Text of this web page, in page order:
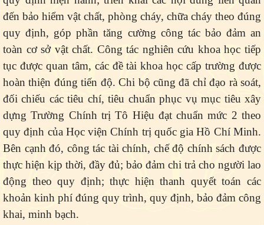
đến bảo hiểm vật chất, phòng cháy, chữa cháy theo đúng
quy định, góp phần tăng cường công tác bảo đảm an
toàn cơ sở vật chất. Công tác nghiên cứu khoa học tiếp
tục được quan tâm, các đề tài khoa học cấp trường được
hoàn thiện đúng tiến độ. Chi bộ cũng đã chỉ đạo rà soát,
đối chiếu các tiêu chí, tiêu chuẩn phục vụ mục tiêu xây
dựng Trường Chính trị Tô Hiệu đạt chuẩn mức 2 theo
quy định của Học viện Chính trị quốc gia Hồ Chí Minh.
Bên cạnh đó, công tác tài chính, chế độ chính sách được
thực hiện kịp thời, đầy đủ; bảo đảm chi trả cho người lao
động theo quy định; thực hiện thanh quyết toán các
khoản kinh phí đúng quy trình, quy định, bảo đảm công
khai, minh bạch.